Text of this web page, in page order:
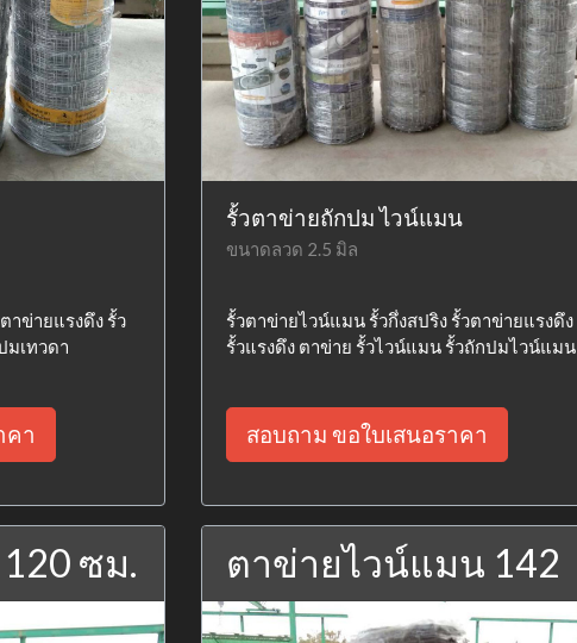
าข่ายแรงดึง รั้ว
มเทวดา
คา
รั้วตาข่ายถักปม ไวน์แมน
ขนาดลวด 2.5 มิล
รั้วตาข่ายไวน์แมน รั้วกึ่งสปริง รั้วตาข่ายแรงดึง
รั้วแรงดึง ตาข่าย รั้วไวน์แมน รั้วถักปมไวน์แมน
สอบถาม ขอใบเสนอราคา
ซม. ตาข่ายไวน์แมน 142